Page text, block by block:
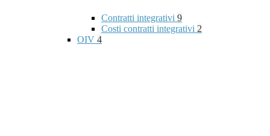
Contratti integrativi 9
Costi contratti integrativi 2
OIV 4